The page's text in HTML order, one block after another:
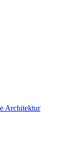
Architektur